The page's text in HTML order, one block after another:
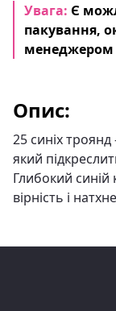
Увага: Є
пакування,
менеджером
Опис:
25 синіх
який
Глибокий синій
вірність і